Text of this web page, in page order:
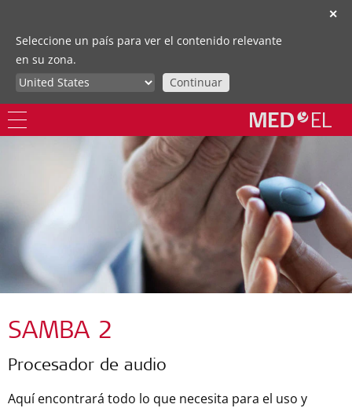
✕
Seleccione un país para ver el contenido relevante
en su zona.
Continuar
SAMBA 2
Procesador de audio
Aquí encontrará todo lo que necesita para el uso y